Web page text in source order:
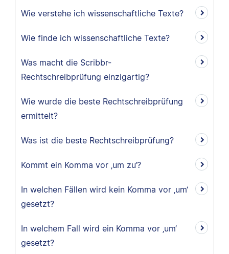
Wie verstehe ich wissenschaftliche Texte?
Wie finde ich wissenschaftliche Texte?
Was macht die Scribbr-
Rechtschreibprüfung einzigartig?
Wie wurde die beste Rechtschreibprüfung
ermittelt?
Was ist die beste Rechtschreibprüfung?
Kommt ein Komma vor ‚um zu‘?
In welchen Fällen wird kein Komma vor ‚um‘
gesetzt?
In welchem Fall wird ein Komma vor ‚um‘
gesetzt?